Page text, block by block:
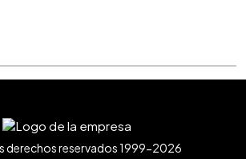
derechos reservados 1999-2026